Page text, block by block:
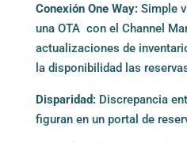
Conexión One Way: Simple
una OTA con el Channel
actualizaciones de
la disponibilidad las
Disparidad: Discrepancia
figuran en un portal de